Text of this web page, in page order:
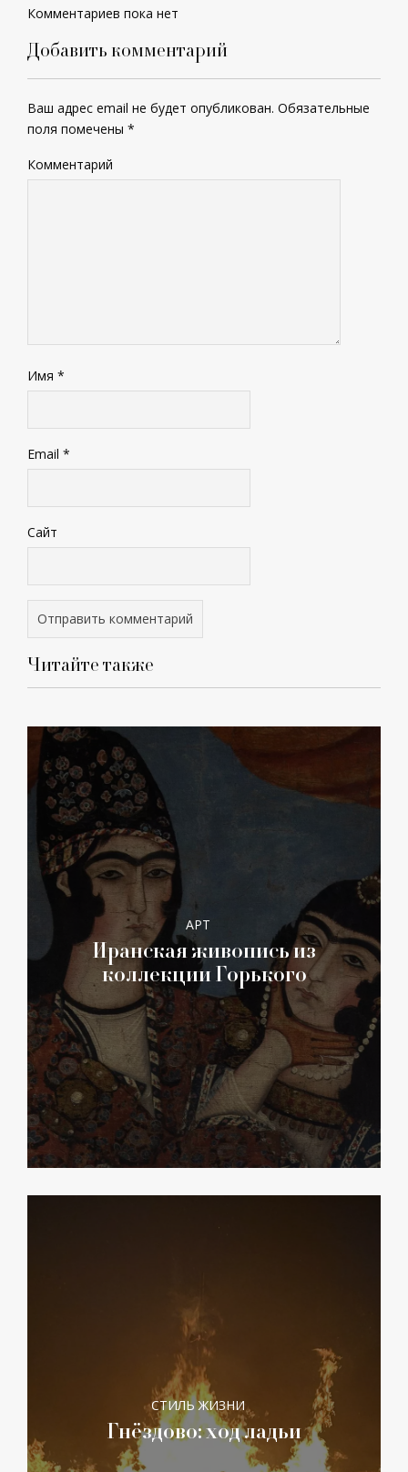
Комментариев пока нет
Добавить комментарий
Ваш адрес email не будет опубликован. Обязательные
поля помечены *
Комментарий
Имя *
Email *
Сайт
Читайте также
АРТ
Иранская живопись из
коллекции Горького
СТИЛЬ ЖИЗНИ
Гнёздово: ход ладьи